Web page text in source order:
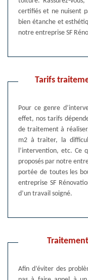
certifiés et ne nuisent
bien étanche et
notre entreprise SF
Tarifs
Pour ce genre
effet, nos tarifs
de traitement à
m2 à traiter, la
l’intervention, etc. Ce
proposés par notre
portée de toutes les
entreprise SF
d’un travail soigné.
Afin d’éviter des